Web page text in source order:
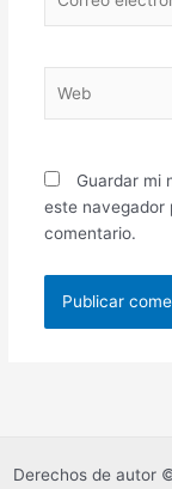
electrónico*
Guardar mi
este navegador
comentario.
Derechos de autor